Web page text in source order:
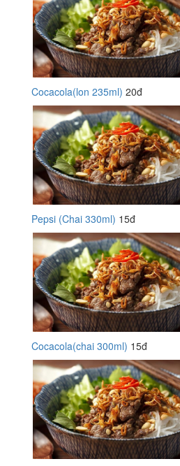
Cocacola(lon 235ml) 20đ
Pepsi (Chai 330ml) 15đ
Cocacola(chai 300ml) 15đ